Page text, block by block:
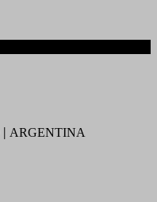
ARGENTINA